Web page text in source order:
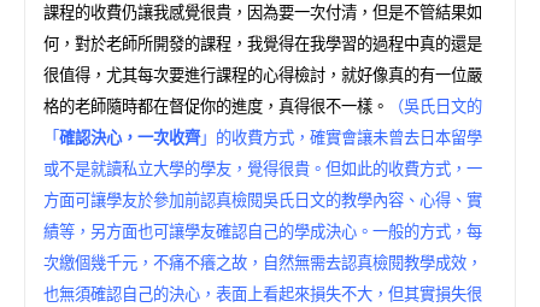
課程的收費仍讓我感覺很貴，因為要一次付清，但是不管結果如
何，對於老師所開發的課程，我覺得在我學習的過程中真的還是
很值得，尤其每次要進行課程的心得檢討，就好像真的有一位嚴
格的老師隨時都在督促你的進度，真得很不一樣。
（吳氏日文的
「確認決心，一次收齊」的收費方式，確實會讓未曾去日本留學
或不是就讀私立大學的學友，覺得很貴。但如此的收費方式，一
方面可讓學友於參加前認真檢閱吳氏日文的教學內容、心得、實
績等，另方面也可讓學友確認自己的學成決心。一般的方式，每
次繳個幾千元，不痛不癢之故，自然無需去認真檢閱教學成效，
也無須確認自己的決心，表面上看起來損失不大，但其實損失很